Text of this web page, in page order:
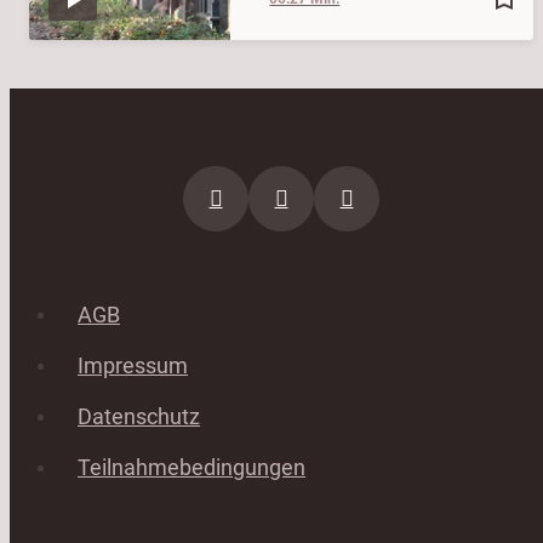
AGB
Impressum
Datenschutz
Teilnahmebedingungen